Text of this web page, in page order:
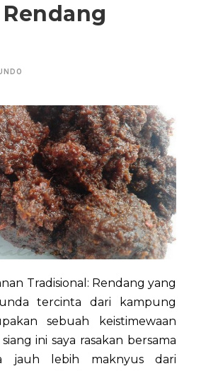
Tradisional: Rendang yang
tercinta dari kampung
sebuah keistimewaan
ini saya rasakan bersama
jauh lebih maknyus dari